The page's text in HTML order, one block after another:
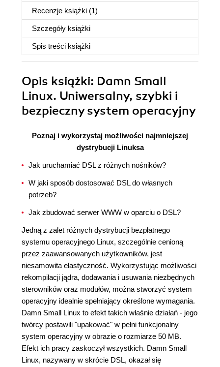
Recenzje książki (1)
Szczegóły książki
Spis treści książki
Opis książki: Damn Small
Linux. Uniwersalny, szybki i
bezpieczny system operacyjny
Poznaj i wykorzystaj możliwości najmniejszej
dystrybucji Linuksa
Jak uruchamiać DSL z różnych nośników?
W jaki sposób dostosować DSL do własnych
potrzeb?
Jak zbudować serwer WWW w oparciu o DSL?
Jedną z zalet różnych dystrybucji bezpłatnego
systemu operacyjnego Linux, szczególnie cenioną
przez zaawansowanych użytkowników, jest
niesamowita elastyczność. Wykorzystując możliwości
rekompilacji jądra, dodawania i usuwania niezbędnych
sterowników oraz modułów, można stworzyć system
operacyjny idealnie spełniający określone wymagania.
Damn Small Linux to efekt takich właśnie działań - jego
twórcy postawili "upakować" w pełni funkcjonalny
system operacyjny w obrazie o rozmiarze 50 MB.
Efekt ich pracy zaskoczył wszystkich. Damn Small
Linux, nazywany w skrócie DSL, okazał się